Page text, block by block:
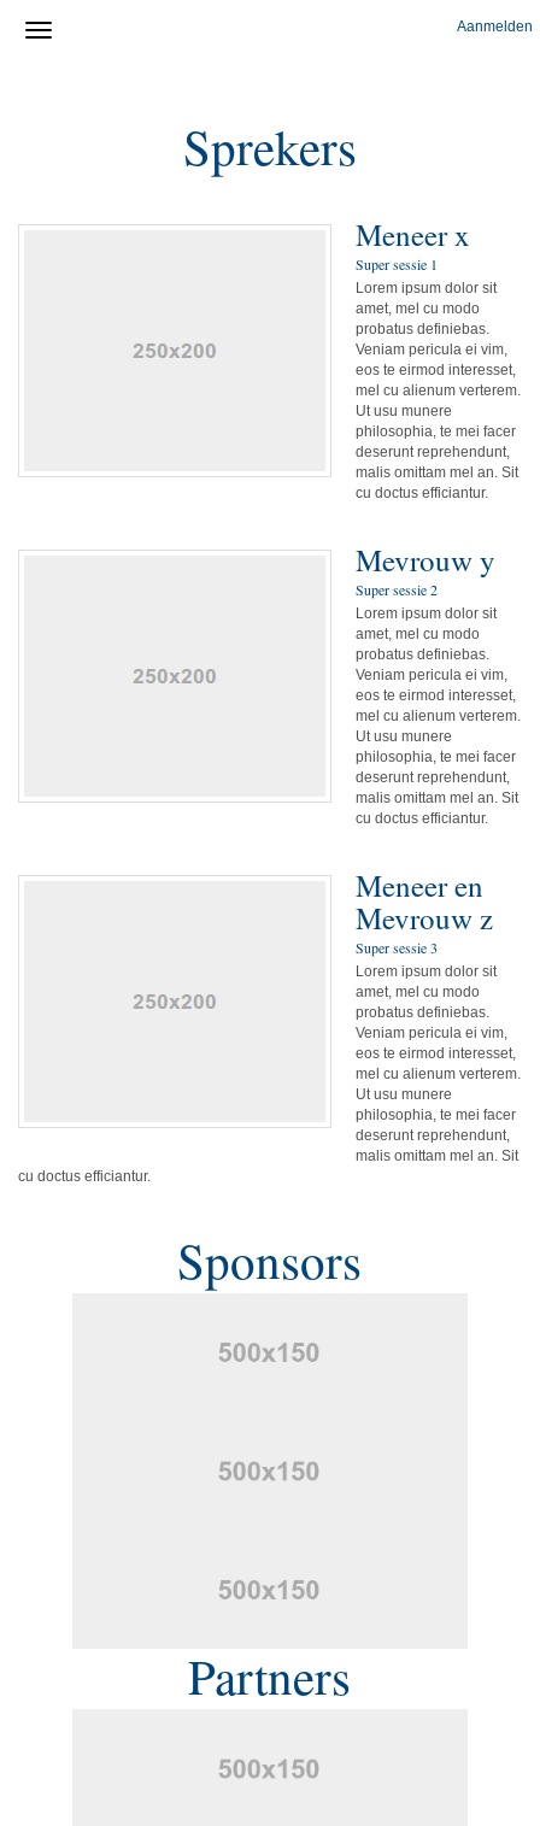
Aanmelden
Sprekers
Meneer x
Super sessie 1
Lorem ipsum dolor sit
amet, mel cu modo
probatus definiebas.
Veniam pericula ei vim,
eos te eirmod interesset,
mel cu alienum verterem.
Ut usu munere
philosophia, te mei facer
deserunt reprehendunt,
malis omittam mel an. Sit
cu doctus efficiantur.
Mevrouw y
Super sessie 2
Lorem ipsum dolor sit
amet, mel cu modo
probatus definiebas.
Veniam pericula ei vim,
eos te eirmod interesset,
mel cu alienum verterem.
Ut usu munere
philosophia, te mei facer
deserunt reprehendunt,
malis omittam mel an. Sit
cu doctus efficiantur.
Meneer en
Mevrouw z
Super sessie 3
Lorem ipsum dolor sit
amet, mel cu modo
probatus definiebas.
Veniam pericula ei vim,
eos te eirmod interesset,
mel cu alienum verterem.
Ut usu munere
philosophia, te mei facer
deserunt reprehendunt,
malis omittam mel an. Sit
cu doctus efficiantur.
Sponsors
Partners